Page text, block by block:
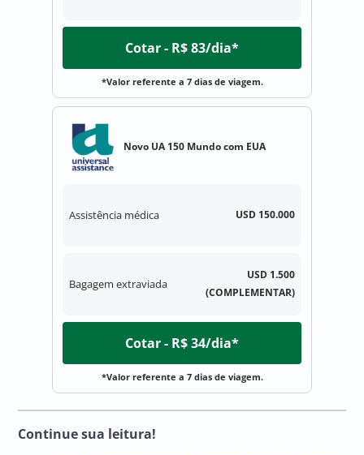
Cotar - R$ 83/dia*
*Valor referente a 7 dias de viagem.
Novo UA 150 Mundo com EUA
Assistência médica USD 150.000
Bagagem extraviada
USD 1.500
(COMPLEMENTAR)
Cotar - R$ 34/dia*
*Valor referente a 7 dias de viagem.
Continue sua leitura!